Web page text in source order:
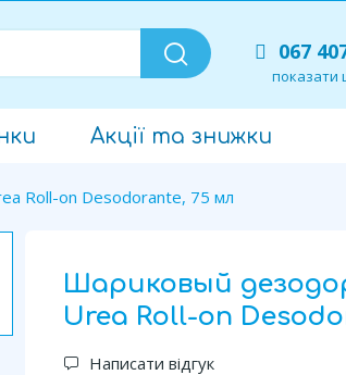
067
показати
Акції та знижки
Roll-on Desodorante, 75 мл
Шариковый
Urea Roll-on
Написати відгук